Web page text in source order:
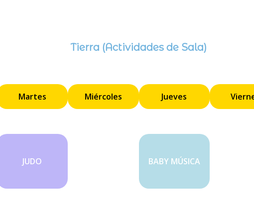
Tierra (Actividades de Sala)
Martes Miércoles Jueves
JUDO BABY MÚSICA